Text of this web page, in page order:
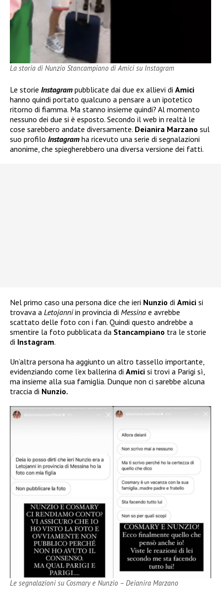
La storia di Nunzio Stancampiano di Amici su Instagram
Le storie Instagram pubblicate dai due ex allievi di Amici
hanno quindi portato qualcuno a pensare a un ipotetico
ritorno di fiamma. Ma stanno insieme quindi? Al momento
nessuno dei due si è esposto. Secondo il web in realtà le
cose sarebbero andate diversamente. Deianira Marzano sul
suo profilo Instagram ha ricevuto una serie di segnalazioni
anonime, che spiegherebbero una diversa versione dei fatti.
Nel primo caso una persona dice che ieri Nunzio di Amici si
trovava a Letojanniin provincia di Messina e avrebbe
scattato delle foto con i fan. Quindi questo andrebbe a
smentire la foto pubblicata da Stancampiano tra le storie
di Instagram.
Un’altra persona ha aggiunto un altro tassello importante,
evidenziando come l’ex ballerina di Amici si trovi a Parigi sì,
ma insieme alla sua famiglia. Dunque non ci sarebbe alcuna
traccia di Nunzio.
Le segnalazioni su Cosmary e Nunzio – Deianira Marzano